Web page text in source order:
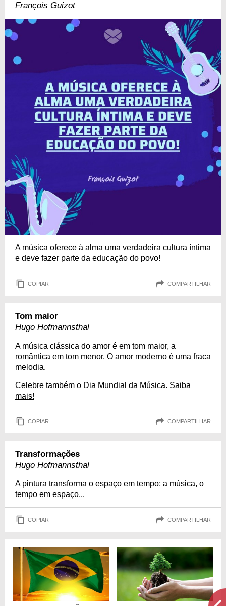
François Guizot
A música oferece à alma uma verdadeira cultura íntima
e deve fazer parte da educação do povo!
COPIAR COMPARTILHAR
Tom maior
Hugo Hofmannsthal
A música clássica do amor é em tom maior, a
romântica em tom menor. O amor moderno é uma fraca
melodia.
Celebre também o Dia Mundial da Música. Saiba
mais!
COPIAR COMPARTILHAR
Transformações
Hugo Hofmannsthal
A pintura transforma o espaço em tempo; a música, o
tempo em espaço...
COPIAR COMPARTILHAR